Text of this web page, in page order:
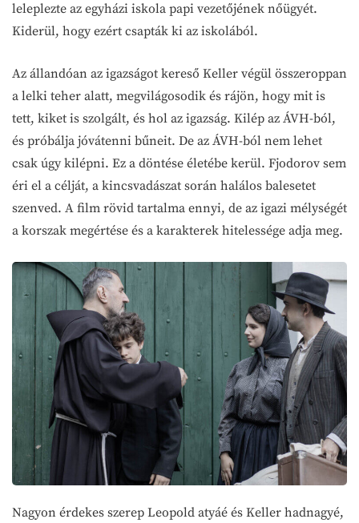
leleplezte az egyházi iskola papi vezetőjének nőügyét.
Kiderül, hogy ezért csapták ki az iskolából.
Az állandóan az igazságot kereső Keller végül összeroppan
a lelki teher alatt, megvilágosodik és rájön, hogy mit is
tett, kiket is szolgált, és hol az igazság. Kilép az ÁVH-ból,
és próbálja jóvátenni bűneit. De az ÁVH-ból nem lehet
csak úgy kilépni. Ez a döntése életébe kerül. Fjodorov sem
éri el a célját, a kincsvadászat során halálos balesetet
szenved. A film rövid tartalma ennyi, de az igazi mélységét
a korszak megértése és a karakterek hitelessége adja meg.
Nagyon érdekes szerep Leopold atyáé és Keller hadnagyé,